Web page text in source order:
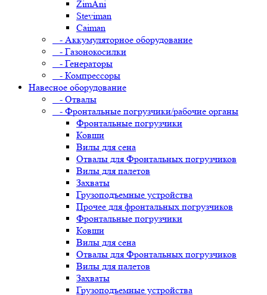
ZimAni
Steviman
Caiman
- Аккумуляторное оборудование
- Газонокосилки
- Генераторы
- Компрессоры
Навесное оборудование
- Отвалы
- Фронтальные погрузчики/рабочие органы
Фронтальные погрузчики
Ковши
Вилы для сена
Отвалы для Фронтальных погрузчиков
Вилы для палетов
Захваты
Грузоподъемные устройства
Прочее для фронтальных погрузчиков
Фронтальные погрузчики
Ковши
Вилы для сена
Отвалы для Фронтальных погрузчиков
Вилы для палетов
Захваты
Грузоподъемные устройства